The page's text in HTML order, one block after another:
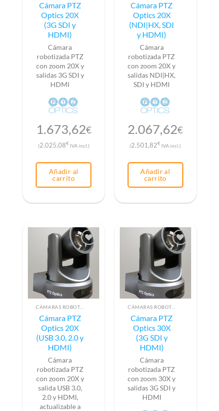
Cámara PTZ
Optics 20X
(3G SDI y
HDMI)
Cámara
robotizada PTZ
con zoom 20X y
salidas 3G SDI y
HDMI
1.673,62€
(2.025,08€IVA incl.)
Añadir al
carrito
Cámara PTZ
Optics 20X
(NDI|HX, SDI
y HDMI)
Cámara
robotizada PTZ
con zoom 20X y
salidas NDI|HX,
SDI y HDMI
2.067,62€
(2.501,82€ IVA incl.)
Añadir al
carrito
Cámara PTZ
Optics 20X
(USB 3.0, 2.0 y
HDMI)
Cámara
robotizada PTZ
con zoom 20X y
salida USB 3.0,
2.0 y HDMI,
actualizable a
Cámara PTZ
Optics 30X
(3G SDI y
HDMI)
Cámara
robotizada PTZ
con zoom 30X y
salidas 3G SDI y
HDMI